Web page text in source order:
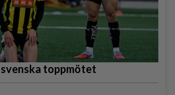
toppmötet